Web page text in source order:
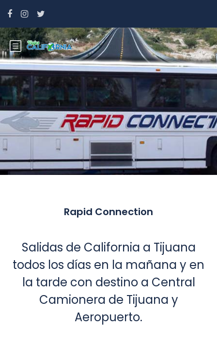
Rapid Connection
Salidas de California a Tijuana
todos los días en la mañana y en
la tarde con destino a Central
Camionera de Tijuana y
Aeropuerto.